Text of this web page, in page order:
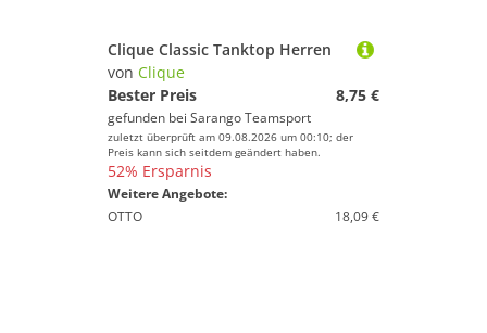
Clique Classic Tanktop Herren
von Clique
Bester Preis
8,75 €
gefunden bei Sarango Teamsport
zuletzt überprüft am 09.08.2026 um 00:10; der
Preis kann sich seitdem geändert haben.
52% Ersparnis
Weitere Angebote:
OTTO
18,09 €